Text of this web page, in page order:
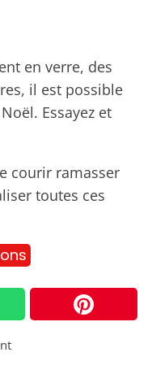
en verre, des
il est possible
Essayez et
courir ramasser
toutes ces